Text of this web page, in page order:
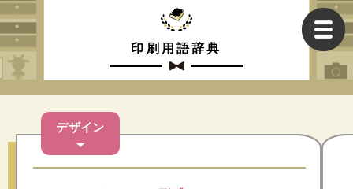
印刷用語辞典
デザイン